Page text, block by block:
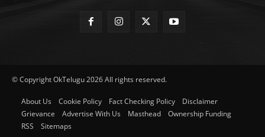
© Copyright OkTelugu 2026 All rights reserved.
About Us Cookie Policy Fact Checking Policy
Disclaimer
Grievance
Advertise With Us Masthead
Ownership Funding
RSS
Sitemaps